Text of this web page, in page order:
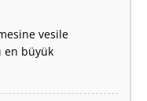
vesile
en büyük